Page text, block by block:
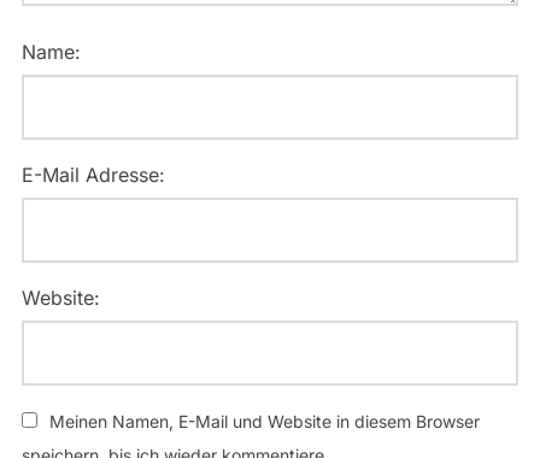
Name:
E-Mail Adresse:
Website:
Meinen Namen, E-Mail und Website in diesem Browser